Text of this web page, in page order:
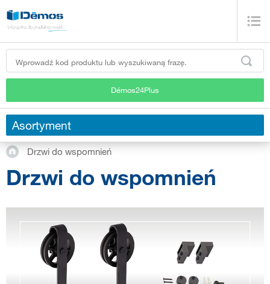
Démos24Plus
Asortyment
Drzwi do wspomnień
Drzwi do wspomnień